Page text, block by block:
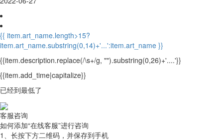
{{ item.art_name.length>15?
item.art_name.substring(0,14)+'...':item.art_name }}
{{item.description.replace(/\s+/g, "").substring(0,26)+'....'}}
{{item.add_time|capitalize}}
已经到最低了
客服咨询
如何添加“在线客服”进行咨询
1、长按下方二维码，并保存到手机